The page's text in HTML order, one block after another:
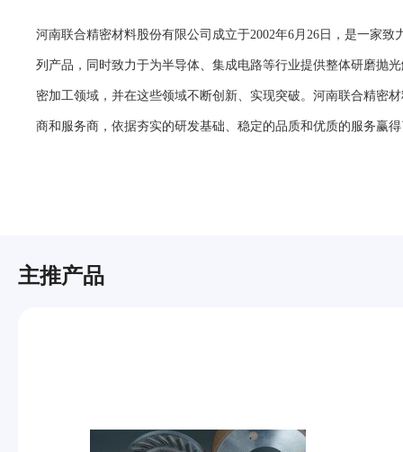
河南联合精密材料股份有限公司成立于2002年6月26日，是一家
列产品，同时致力于为半导体、集成电路等行业提供整体研磨抛
密加工领域，并在这些领域不断创新、实现突破。河南联合精密
商和服务商，依据夯实的研发基础、稳定的品质和优质的服务赢
主推产品